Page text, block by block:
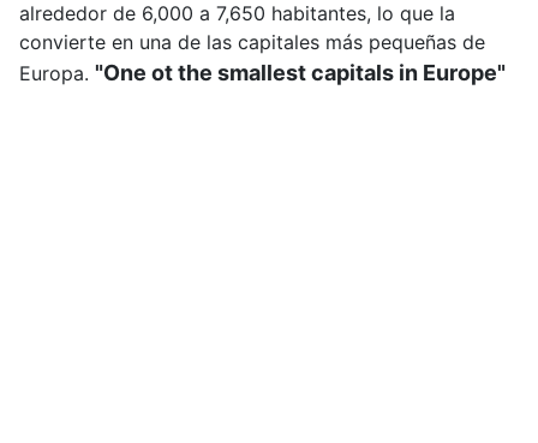
alrededor de 6,000 a 7,650 habitantes, lo que la
convierte en una de las capitales más pequeñas de
Europa. "One ot the smallest capitals in Europe"